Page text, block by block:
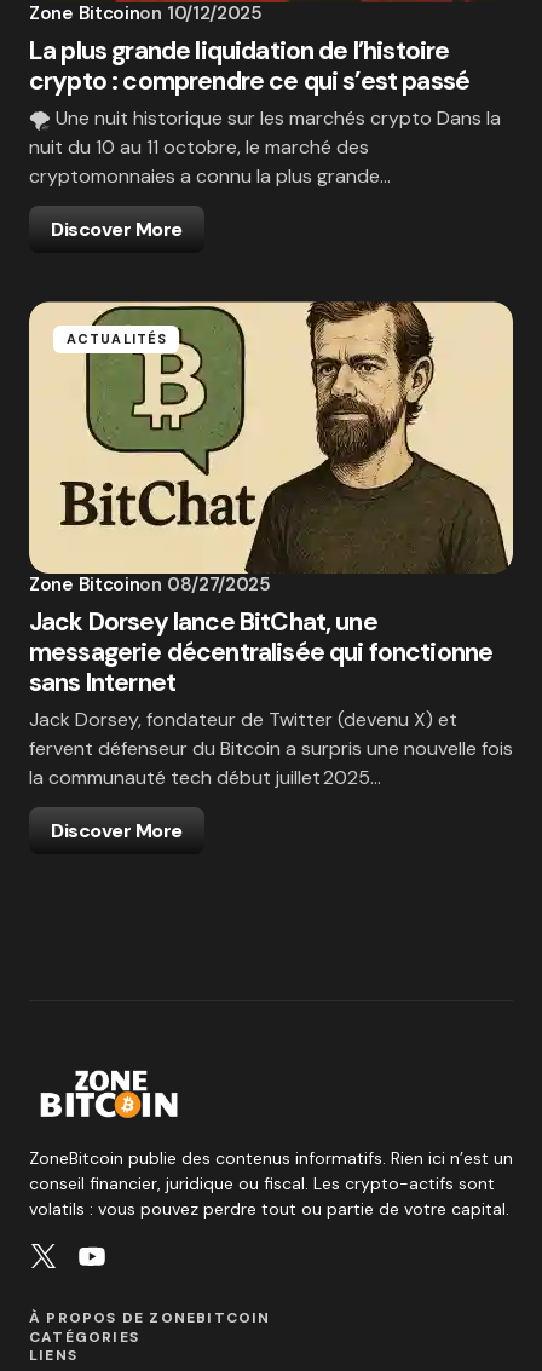
Zone Bitcoinon 10/12/2025
La plus grande liquidation de l’histoire
crypto : comprendre ce qui s’est passé
🌪️ Une nuit historique sur les marchés crypto Dans la
nuit du 10 au 11 octobre, le marché des
cryptomonnaies a connu la plus grande…
Discover More
ACTUALITÉS
Zone Bitcoinon 08/27/2025
Jack Dorsey lance BitChat, une
messagerie décentralisée qui fonctionne
sans Internet
Jack Dorsey, fondateur de Twitter (devenu X) et
fervent défenseur du Bitcoin a surpris une nouvelle fois
la communauté tech début juillet 2025…
Discover More
ZoneBitcoin publie des contenus informatifs. Rien ici n’est un
conseil financier, juridique ou fiscal. Les crypto-actifs sont
volatils : vous pouvez perdre tout ou partie de votre capital.
À PROPOS DE ZONEBITCOIN
CATÉGORIES
LIENS